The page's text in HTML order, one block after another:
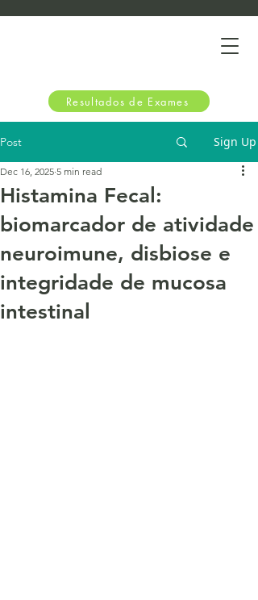
Resultados de Exames
Post Sign Up
Histamina Fecal:
biomarcador de atividade
neuroimune, disbiose e
integridade de mucosa
intestinal
Dec 16, 2025 5 min read